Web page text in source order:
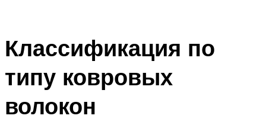
Классификация по
типу ковровых
волокон